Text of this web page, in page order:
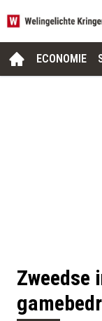
ECONOMIE
Zweedse